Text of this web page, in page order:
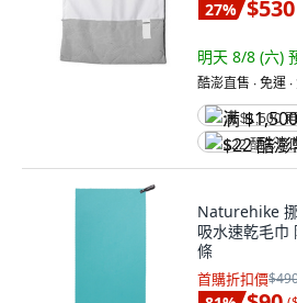
27% $530
明天 8/8 (六)
酷澎直售 ∙ 免運
满 $1,500
$22 酷澎幣
Naturehike
吸水速乾毛巾
條
首購折扣價